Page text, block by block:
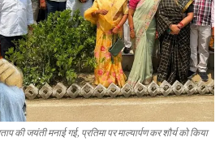
की जयंती मनाई गई, प्रतिमा पर माल्यार्पण कर शौर्य को किया